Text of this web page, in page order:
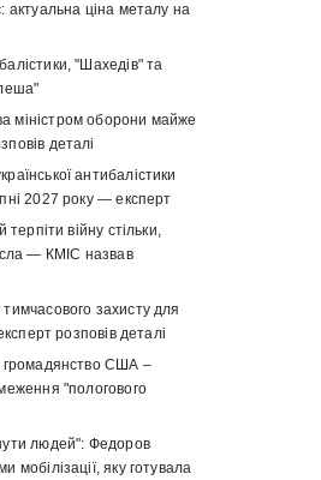
актуальна ціна металу на
"Шахедів" та
міністром оборони майже
деталі
антибалістики
2027 року — експерт
терпіти війну стільки,
— КМІС назвав
захисту для
розповів деталі
громадянство США –
"пологового
людей": Федоров
мобілізації, яку готувала